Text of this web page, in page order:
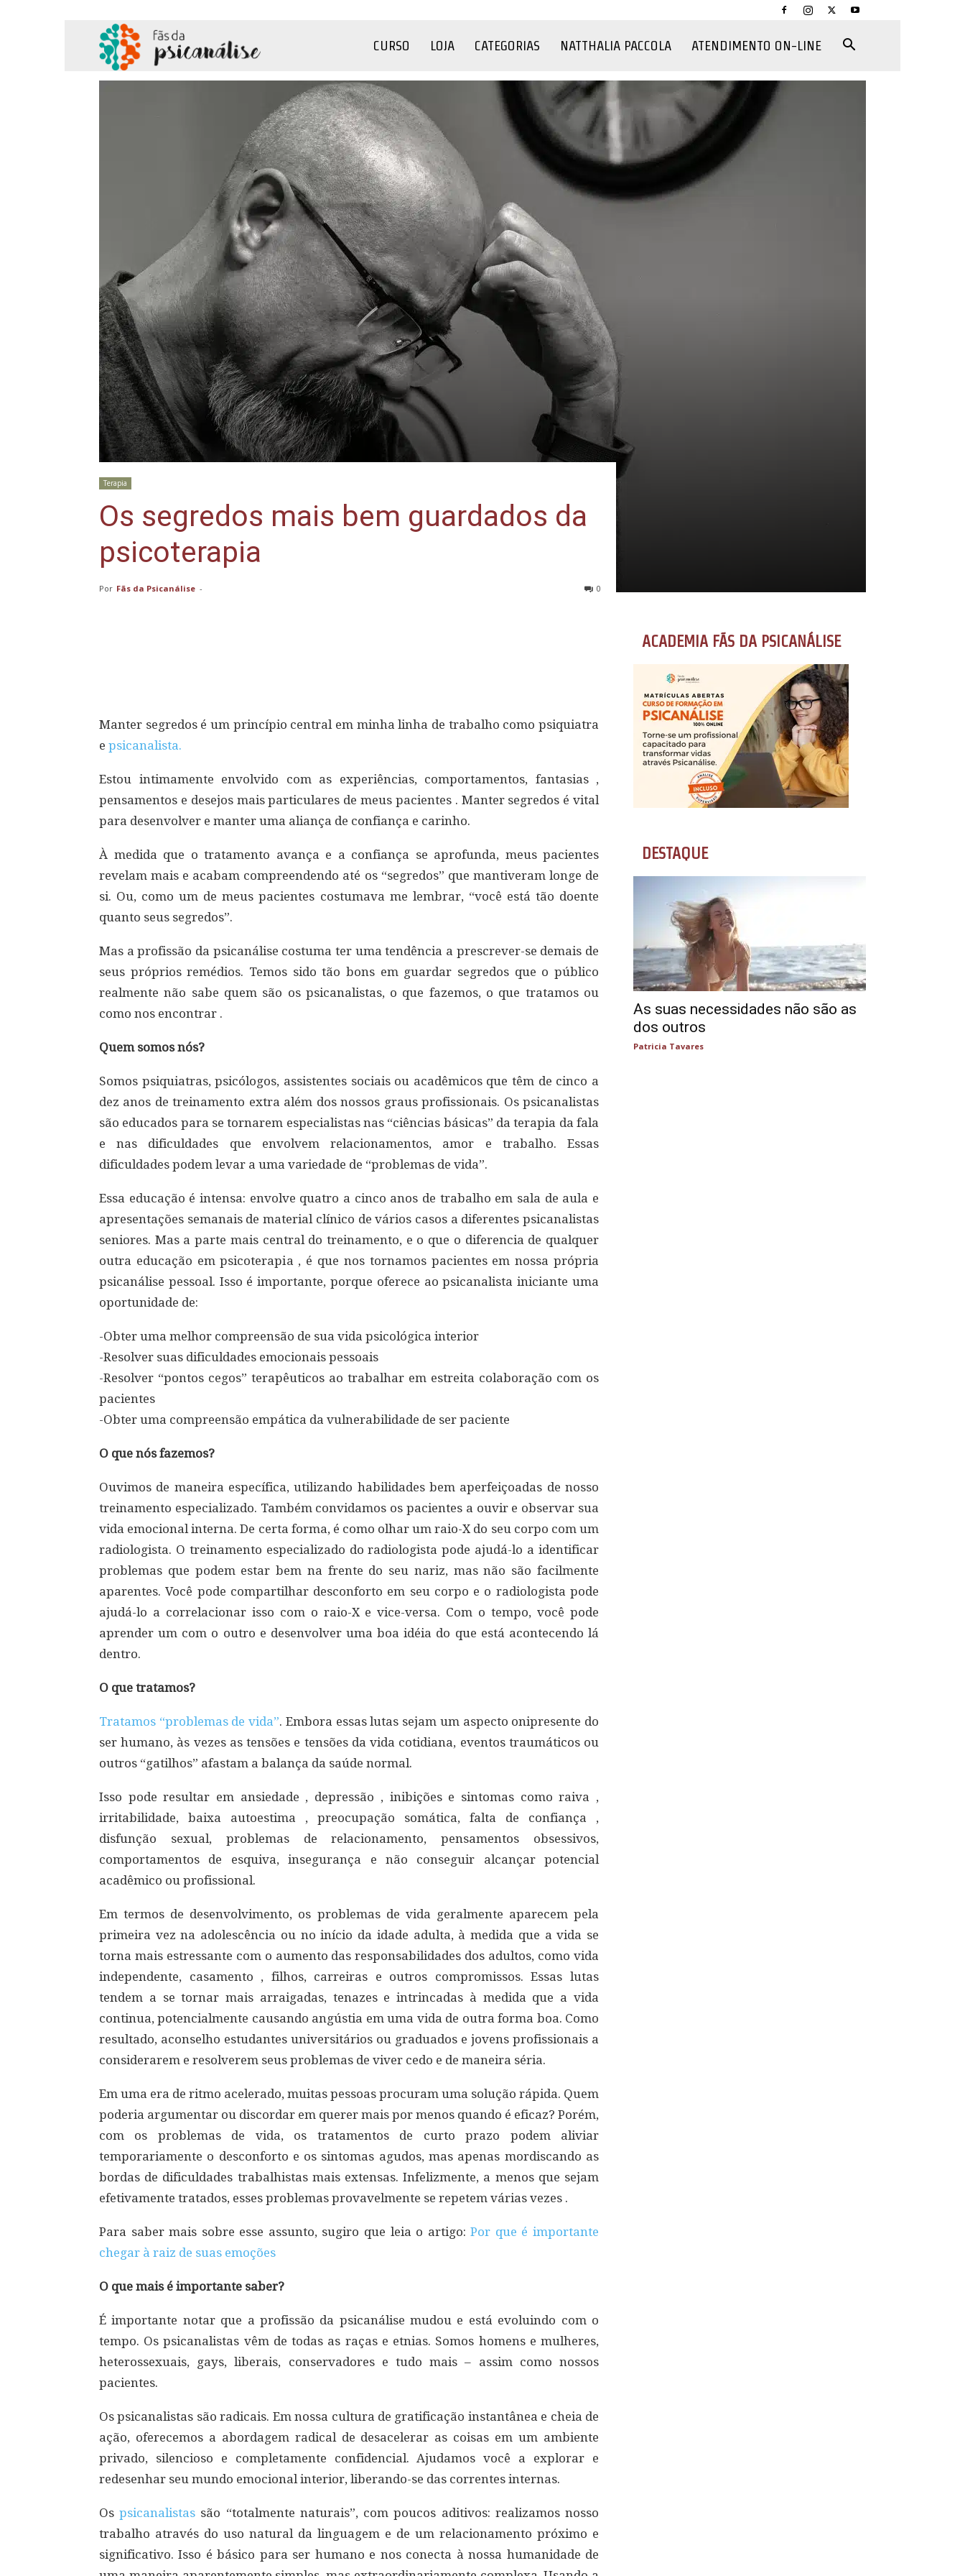
Psicanálise
CURSO LOJA CATEGORIAS NATTHALIA PACCOLA ATENDIMENTO ON-LINE
Terapia
Os segredos mais bem guardados da
psicoterapia
Por Fãs da Psicanálise - 0
Manter segredos é um princípio central em minha linha de trabalho como psiquiatra
e psicanalista.
Estou intimamente envolvido com as experiências, comportamentos, fantasias ,
pensamentos e desejos mais particulares de meus pacientes . Manter segredos é vital
para desenvolver e manter uma aliança de confiança e carinho.
À medida que o tratamento avança e a confiança se aprofunda, meus pacientes
revelam mais e acabam compreendendo até os “segredos” que mantiveram longe de
si. Ou, como um de meus pacientes costumava me lembrar, “você está tão doente
quanto seus segredos”.
Mas a profissão da psicanálise costuma ter uma tendência a prescrever-se demais de
seus próprios remédios. Temos sido tão bons em guardar segredos que o público
realmente não sabe quem são os psicanalistas, o que fazemos, o que tratamos ou
como nos encontrar .
Quem somos nós?
Somos psiquiatras, psicólogos, assistentes sociais ou acadêmicos que têm de cinco a
dez anos de treinamento extra além dos nossos graus profissionais. Os psicanalistas
são educados para se tornarem especialistas nas “ciências básicas” da terapia da fala
e nas dificuldades que envolvem relacionamentos, amor e trabalho. Essas
dificuldades podem levar a uma variedade de “problemas de vida”.
Essa educação é intensa: envolve quatro a cinco anos de trabalho em sala de aula e
apresentações semanais de material clínico de vários casos a diferentes psicanalistas
seniores. Mas a parte mais central do treinamento, e o que o diferencia de qualquer
outra educação em psicoterapia , é que nos tornamos pacientes em nossa própria
psicanálise pessoal. Isso é importante, porque oferece ao psicanalista iniciante uma
oportunidade de:
-Obter uma melhor compreensão de sua vida psicológica interior
-Resolver suas dificuldades emocionais pessoais
-Resolver “pontos cegos” terapêuticos ao trabalhar em estreita colaboração com os
pacientes
-Obter uma compreensão empática da vulnerabilidade de ser paciente
O que nós fazemos?
Ouvimos de maneira específica, utilizando habilidades bem aperfeiçoadas de nosso
treinamento especializado. Também convidamos os pacientes a ouvir e observar sua
vida emocional interna. De certa forma, é como olhar um raio-X do seu corpo com um
radiologista. O treinamento especializado do radiologista pode ajudá-lo a identificar
problemas que podem estar bem na frente do seu nariz, mas não são facilmente
aparentes. Você pode compartilhar desconforto em seu corpo e o radiologista pode
ajudá-lo a correlacionar isso com o raio-X e vice-versa. Com o tempo, você pode
aprender um com o outro e desenvolver uma boa idéia do que está acontecendo lá
dentro.
O que tratamos?
Tratamos “problemas de vida”. Embora essas lutas sejam um aspecto onipresente do
ser humano, às vezes as tensões e tensões da vida cotidiana, eventos traumáticos ou
outros “gatilhos” afastam a balança da saúde normal.
Isso pode resultar em ansiedade , depressão , inibições e sintomas como raiva ,
irritabilidade, baixa autoestima , preocupação somática, falta de confiança ,
disfunção sexual, problemas de relacionamento, pensamentos obsessivos,
comportamentos de esquiva, insegurança e não conseguir alcançar potencial
acadêmico ou profissional.
Em termos de desenvolvimento, os problemas de vida geralmente aparecem pela
primeira vez na adolescência ou no início da idade adulta, à medida que a vida se
torna mais estressante com o aumento das responsabilidades dos adultos, como vida
independente, casamento , filhos, carreiras e outros compromissos. Essas lutas
tendem a se tornar mais arraigadas, tenazes e intrincadas à medida que a vida
continua, potencialmente causando angústia em uma vida de outra forma boa. Como
resultado, aconselho estudantes universitários ou graduados e jovens profissionais a
considerarem e resolverem seus problemas de viver cedo e de maneira séria.
Em uma era de ritmo acelerado, muitas pessoas procuram uma solução rápida. Quem
poderia argumentar ou discordar em querer mais por menos quando é eficaz? Porém,
com os problemas de vida, os tratamentos de curto prazo podem aliviar
temporariamente o desconforto e os sintomas agudos, mas apenas mordiscando as
bordas de dificuldades trabalhistas mais extensas. Infelizmente, a menos que sejam
efetivamente tratados, esses problemas provavelmente se repetem várias vezes .
Para saber mais sobre esse assunto, sugiro que leia o artigo:Por que é importante
chegar à raiz de suas emoções
O que mais é importante saber?
É importante notar que a profissão da psicanálise mudou e está evoluindo com o
tempo. Os psicanalistas vêm de todas as raças e etnias. Somos homens e mulheres,
heterossexuais, gays, liberais, conservadores e tudo mais – assim como nossos
pacientes.
Os psicanalistas são radicais. Em nossa cultura de gratificação instantânea e cheia de
ação, oferecemos a abordagem radical de desacelerar as coisas em um ambiente
privado, silencioso e completamente confidencial. Ajudamos você a explorar e
redesenhar seu mundo emocional interior, liberando-se das correntes internas.
Ospsicanalistas são “totalmente naturais”, com poucos aditivos: realizamos nosso
trabalho através do uso natural da linguagem e de um relacionamento próximo e
significativo. Isso é básico para ser humano e nos conecta à nossa humanidade de
ACADEMIA FÃS DA PSICANÁLISE
DESTAQUE
As suas necessidades não são as
dos outros
Patricia Tavares